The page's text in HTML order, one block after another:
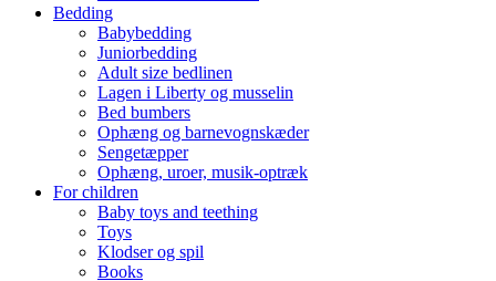
Bedding
Babybedding
Juniorbedding
Adult size bedlinen
Lagen i Liberty og musselin
Bed bumbers
Ophæng og barnevognskæder
Sengetæpper
Ophæng, uroer, musik-optræk
For children
Baby toys and teething
Toys
Klodser og spil
Books